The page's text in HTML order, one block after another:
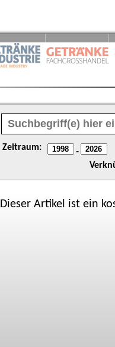
Zeitraum: -
Dieser Artikel ist ein